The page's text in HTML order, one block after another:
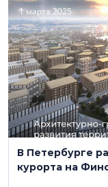
1 марта 2025
В Петербурге
курорта на